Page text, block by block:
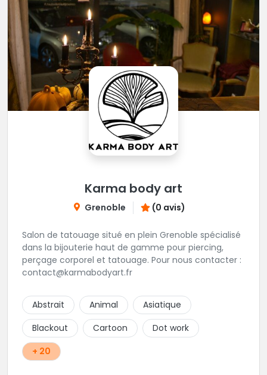
Karma body art
Grenoble (0 avis)
Salon de tatouage situé en plein Grenoble spécialisé
dans la bijouterie haut de gamme pour piercing,
perçage corporel et tatouage. Pour nous contacter :
contact@karmabodyart.fr
Abstrait Animal
Asiatique
Blackout
Cartoon
Dot work
+ 20